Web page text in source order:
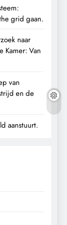
grid gaan.
naar
Kamer: Van
van
en de
aanstuurt.